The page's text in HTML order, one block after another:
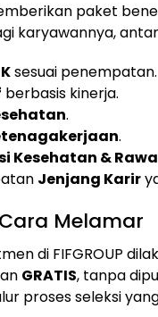
paket
karyawannya,
sesuai penempatan.
berbasis kinerja.
.
.
Kesehatan &
Jenjang Karir
Melamar
di FIFGROUP
GRATIS, tanpa
proses seleksi